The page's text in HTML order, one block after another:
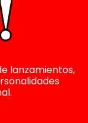
lanzamientos,